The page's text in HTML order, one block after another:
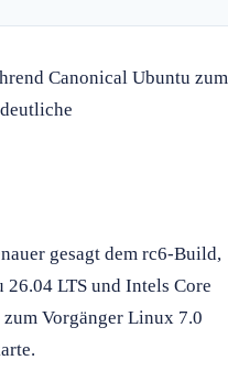
Canonical Ubuntu zum
gesagt dem rc6-Build,
LTS und Intels Core
Vorgänger Linux 7.0